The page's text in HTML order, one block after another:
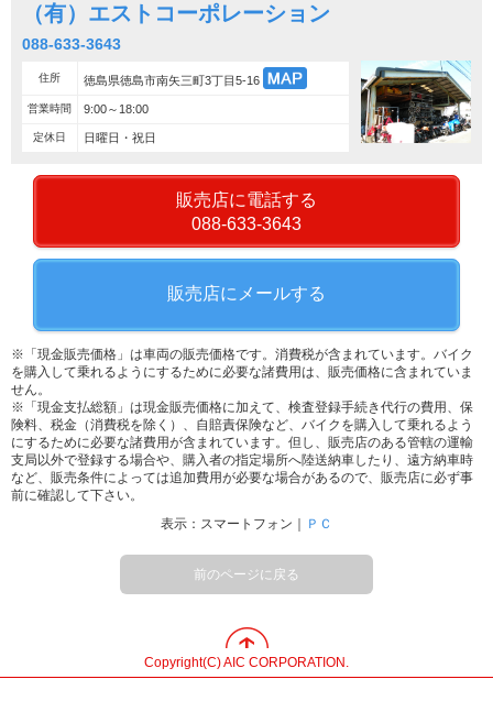
（有）エストコーポレーション
088-633-3643
住所 徳島県徳島市南矢三町3丁目5-16
営業時間 9:00～18:00
定休日 日曜日・祝日
販売店に電話する
088-633-3643
販売店にメールする
※「現金販売価格」は車両の販売価格です。消費税が含まれています。バイク
を購入して乗れるようにするために必要な諸費用は、販売価格に含まれていま
せん。
※「現金支払総額」は現金販売価格に加えて、検査登録手続き代行の費用、保
険料、税金（消費税を除く）、自賠責保険など、バイクを購入して乗れるよう
にするために必要な諸費用が含まれています。但し、販売店のある管轄の運輸
支局以外で登録する場合や、購入者の指定場所へ陸送納車したり、遠方納車時
など、販売条件によっては追加費用が必要な場合があるので、販売店に必ず事
前に確認して下さい。
表示：スマートフォン｜
ＰＣ
前のページに戻る
Copyright(C) AIC CORPORATION.